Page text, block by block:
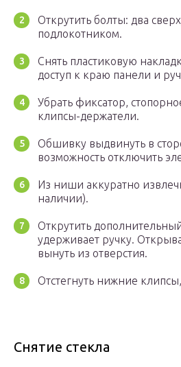
Открутить болты: два
подлокотником.
Снять пластиковую
доступ к краю панели и
Убрать фиксатор,
клипсы-держатели.
Обшивку выдвинуть в
возможность отключить
Из ниши аккуратно
наличии).
Открутить
удерживает ручку.
вынуть из отверстия.
Отстегнуть нижние
Снятие стекла